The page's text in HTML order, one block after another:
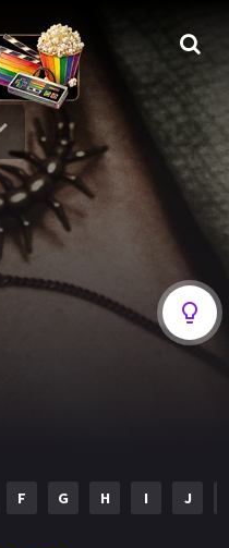
F G H I J